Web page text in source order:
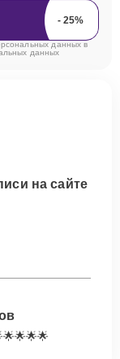
данных в
данных
на сайте